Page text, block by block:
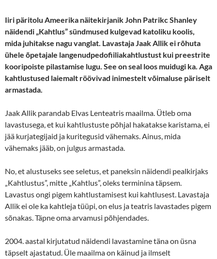
Iiri päritolu Ameerika näitekirjanik John Patrikc Shanley
näidendi „Kahtlus” sündmused kulgevad katoliku koolis,
mida juhitakse nagu vanglat. Lavastaja Jaak Allik ei rõhuta
ühele õpetajale langenudpedofiiliakahtlustust kui preestrite
kooripoiste pilastamise lugu. See on seal loos muidugi ka. Aga
kahtlustused laiemalt röövivad inimestelt võimaluse päriselt
armastada.
Jaak Allik parandab Elvas Lenteatris maailma. Ütleb oma
lavastusega, et kui kahtlustuste põhjal hakatakse karistama, ei
jää kurjategijaid ja kuritegusid vähemaks. Ainus, mida
vähemaks jääb, on julgus armastada.
No, et alustuseks see seletus, et paneksin näidendi pealkirjaks
„Kahtlustus”, mitte „Kahtlus”, oleks terminina täpsem.
Lavastus ongi pigem kahtlustamisest kui kahtlusest. Lavastaja
Allik ei ole ka kahtleja tüüpi, on elus ja teatris lavastades pigem
sõnakas. Täpne oma arvamusi põhjendades.
2004. aastal kirjutatud näidendi lavastamine täna on üsna
täpselt ajastatud. Üle maailma on käinud ja ilmselt